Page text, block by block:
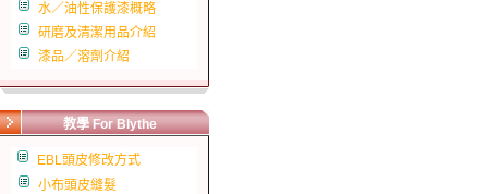
水／油性保護漆概略
研磨及清潔用品介紹
漆品／溶劑介紹
教學 For Blythe
EBL頭皮修改方式
小布頭皮縫髮